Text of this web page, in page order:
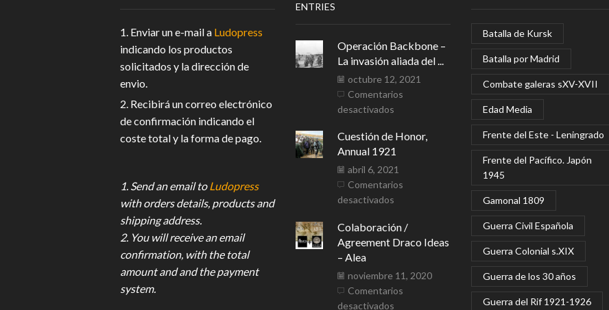
1. Enviar un e-mail a Ludopress
indicando los productos
solicitados y la dirección de
envio.
2. Recibirá un correo electrónico
de confirmación indicando el
coste total y la forma de pago.
1. Send an email to Ludopress
with orders details, products and
shipping address.
2. You will receive an email
confirmation, with the total
amount and and the payment
system.
ENTRIES
Operación Backbone –
La invasión aliada del ...
octubre 12, 2021
Comentarios
desactivados
Backbone
–
La
invasión
Protectorado,
1942-
Cuestión de Honor,
Annual 1921
abril 6, 2021
Comentarios
desactivados
de
Honor,
1921
Colaboración /
Agreement Draco Ideas
– Alea
noviembre 11, 2020
Comentarios
desactivados
Batalla de Kursk
Batalla por Madrid
Combate galeras sXV-XVII
Edad Media
Frente del Este - Leningrado
Frente del Pacífico. Japón
1945
Gamonal 1809
Guerra Civil Española
Guerra Colonial s.XIX
Guerra de los 30 años
Guerra del Rif 1921-1926